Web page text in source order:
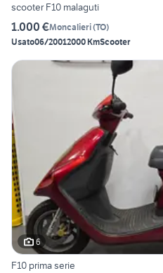
scooter F10 malaguti
1.000 €Moncalieri(TO)
Usato06/20012000 KmScooter
6
F10 prima serie